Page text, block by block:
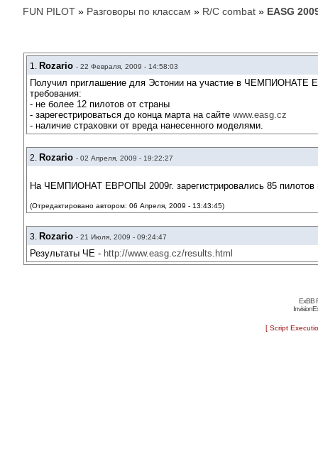
FUN PILOT » Разговоры по классам » R/C combat » EASG
1. Rozario - 22 Февраля, 2009 - 14:58:03
Получил приглашение для Эстонии на участие в
требования:
- не более 12 пилотов от страны
- зарегестрироваться до конца марта на сайте www.easg.cz
- наличие страховки от вреда нанесенного моделями.
2. Rozario - 02 Апреля, 2009 - 19:22:27
На ЧЕМПИОНАТ ЕВРОПЫ 2009г. зарегистрировались 85 пилотов
(Отредактировано автором: 06 Апреля, 2009 - 13:43:45)
3. Rozario - 21 Июля, 2009 - 09:24:47
Результаты ЧЕ - http://www.easg.cz/results.html
ExBB
[ Script